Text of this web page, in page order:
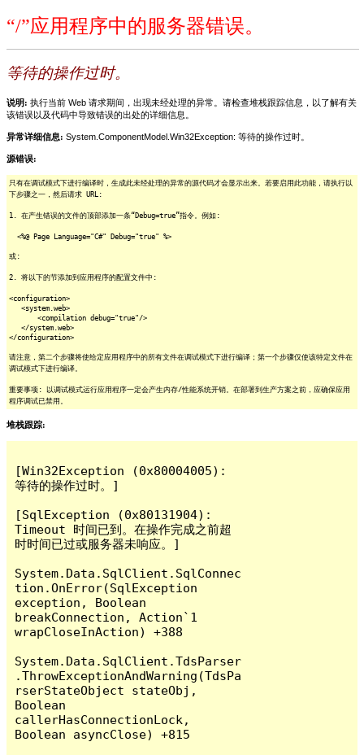
“/”应用程序中的服务器错误。
等待的操作过时。
说明: 执行当前 Web 请求期间，出现未经处理的异常。请检查堆栈跟踪信息，以了解有关
该错误以及代码中导致错误的出处的详细信息。
异常详细信息: System.ComponentModel.Win32Exception: 等待的操作过时。
源错误:
只有在调试模式下进行编译时，生成此未经处理的异常的源代码才会显示出来。若要启用此功能，请执行以
下步骤之一，然后请求 URL:
1. 在产生错误的文件的顶部添加一条“Debug=true”指令。例如:
<%@ Page Language="C#" Debug="true" %>
或:
2. 将以下的节添加到应用程序的配置文件中:
<configuration>
<system.web>
<compilation debug="true"/>
</system.web>
</configuration>
请注意，第二个步骤将使给定应用程序中的所有文件在调试模式下进行编译；第一个步骤仅使该特定文件在
调试模式下进行编译。
重要事项: 以调试模式运行应用程序一定会产生内存/性能系统开销。在部署到生产方案之前，应确保应用
程序调试已禁用。
堆栈跟踪:
[Win32Exception (0x80004005):
等待的操作过时。]
[SqlException (0x80131904):
Timeout 时间已到。在操作完成之前超
时时间已过或服务器未响应。]
System.Data.SqlClient.SqlConnec
tion.OnError(SqlException
exception, Boolean
breakConnection, Action`1
wrapCloseInAction) +388
System.Data.SqlClient.TdsParser
.ThrowExceptionAndWarning(TdsPa
rserStateObject stateObj,
Boolean
callerHasConnectionLock,
Boolean asyncClose) +815